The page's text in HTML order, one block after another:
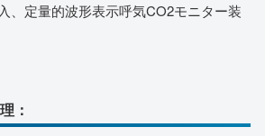
、定量的波形表示呼気CO2モニター装
：